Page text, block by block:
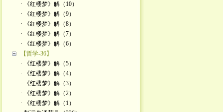
· 《红楼梦》解（10）
· 《红楼梦》解（9）
· 《红楼梦》解（8）
· 《红楼梦》解（7）
· 《红楼梦》解（6）
【哲学-36】
· 《红楼梦》解（5）
· 《红楼梦》解（4）
· 《红楼梦》解（3）
· 《红楼梦》解（2）
· 《红楼梦》解（1）